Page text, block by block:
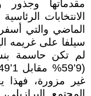
مقدماتها وجذور
الانتخابات
الماضي والتي
سيلفا على غريمه
لم تكن حاسمة
غير مزورة،